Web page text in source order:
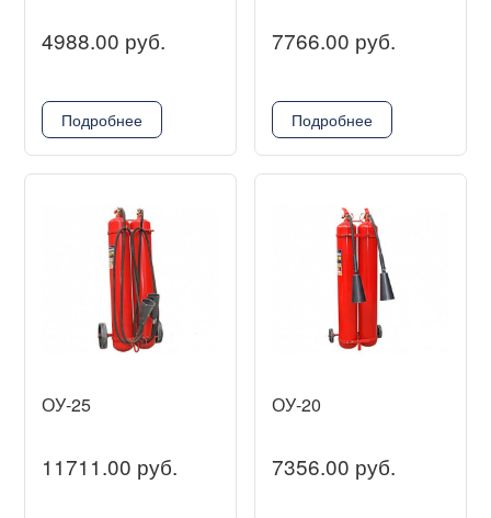
4988.00 руб.
Подробнее
7766.00 руб.
Подробнее
ОУ-25
11711.00 руб.
ОУ-20
7356.00 руб.